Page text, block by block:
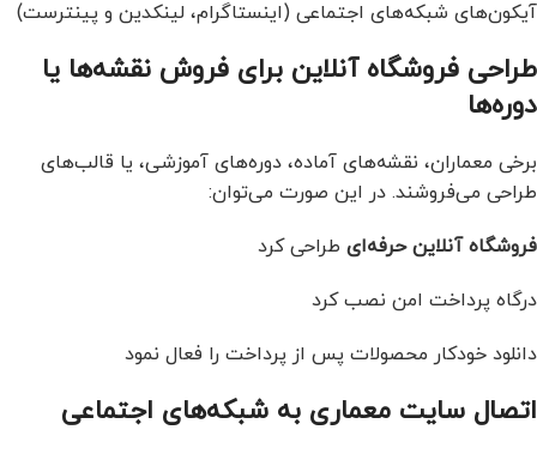
آیکون‌های شبکه‌های اجتماعی (اینستاگرام، لینکدین و پینترست)
طراحی فروشگاه آنلاین برای فروش نقشه‌ها یا
دوره‌ها
برخی معماران، نقشه‌های آماده، دوره‌های آموزشی، یا قالب‌های
طراحی می‌فروشند. در این صورت می‌توان:
فروشگاه آنلاین حرفه‌ای طراحی کرد
درگاه پرداخت امن نصب کرد
دانلود خودکار محصولات پس از پرداخت را فعال نمود
اتصال سایت معماری به شبکه‌های اجتماعی